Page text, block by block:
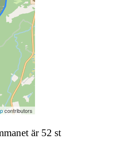
contributors
är 52 st